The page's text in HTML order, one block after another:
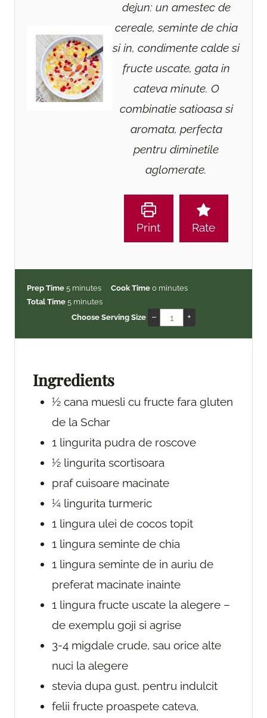
dejun: un amestec de
cereale, seminte de chia
si in, condimente calde si
fructe uscate, gata in
cateva minute. O
combinatie satioasa si
aromata, perfecta
pentru diminetile
aglomerate.
Print Rate
Prep Time 5m
i
n
minutes Cook Time 0m
n
u
minutes
Total Time 5m
i
s
minutes
Choose Serving Size
– +
Ingredients
½ cana muesli cu fructe fara gluten
de la Schar
1 lingurita pudra de roscove
½ lingurita scortisoara
praf cuisoare macinate
¼ lingurita turmeric
1 lingura ulei de cocos topit
1 lingura seminte de chia
1 lingura seminte de in auriu de
preferat macinate inainte
1 lingura fructe uscate la alegere –
de exemplu goji si agrise
3-4 migdale crude, sau orice alte
nuci la alegere
stevia dupa gust, pentru indulcit
felii fructe proaspete cateva,